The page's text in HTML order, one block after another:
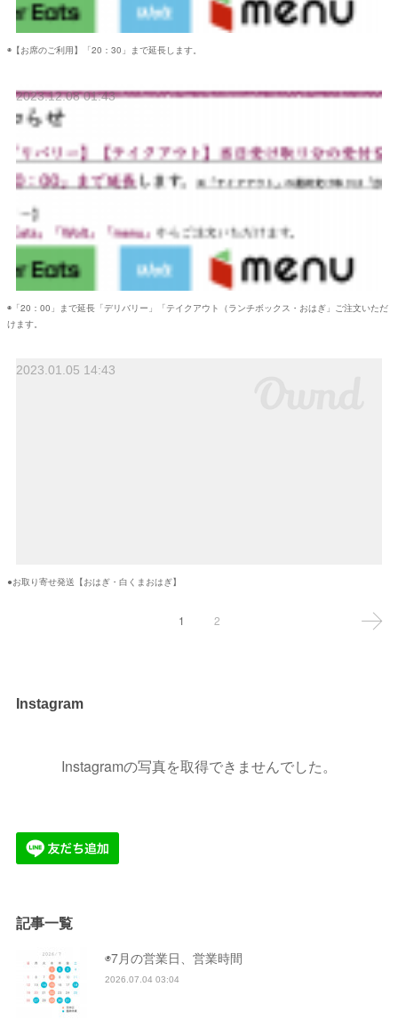
◉【お席のご利用】「20：30」まで延長します。
◉「20：00」まで延長「デリバリー」「テイクアウト（ランチボックス・おはぎ」ご注文いただ
けます。
2023.12.08 01:43
●お取り寄せ発送【おはぎ・白くまおはぎ】
2023.01.05 14:43
1 2
Instagram
Instagramの写真を取得できませんでした。
記事一覧
◉7月の営業日、営業時間
2026.07.04 03:04